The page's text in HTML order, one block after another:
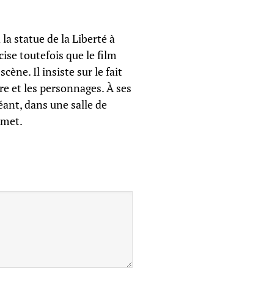
statue de la Liberté à
toutefois que le film
Il insiste sur le fait
et les personnages. À ses
dans une salle de